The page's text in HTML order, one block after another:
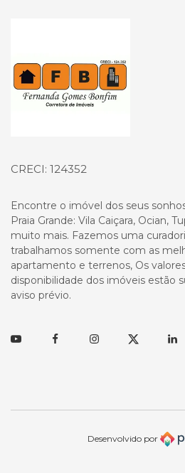
CRECI: 124352
Encontre o imóvel dos seus
Praia Grande: Vila Caiçara, Ocian,
muito mais. Fazemos uma
trabalhamos somente com as
apartamento e terrenos, Os
disponibilidade dos imóveis estão
aviso prévio.
YoutubeFacebookInstagramTwitter
Desenvolvido por